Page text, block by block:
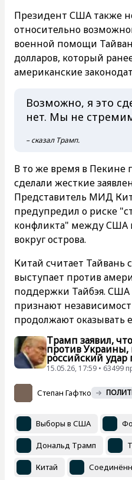
Президент США также
относительно
военной помощи
долларов, который
американские
Возможно, я это
нет. Мы не
– сказал Трамп.
В то же время в Пекине
сделали жесткие
Представитель МИД
предупредил о риске
конфликта" между США
вокруг острова.
Китай считает Тайвань
выступает против
поддержки Тайбэя.
признают
продолжают
Трамп заявил,
против Украины,
российский удар
15.05.26, 17:59 • 63499
Степан Гафтко
Выборы в США
Дональд Трамп
Китай